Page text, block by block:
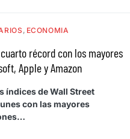
ECONOMIA
récord con los mayores
Apple y Amazon
índices de Wall Street
con las mayores